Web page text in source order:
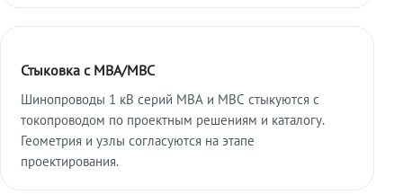
Стыковка с МВА/МВС
Шинопроводы 1 кВ серий МВА и МВС стыкуются с
токопроводом по проектным решениям и каталогу.
Геометрия и узлы согласуются на этапе
проектирования.